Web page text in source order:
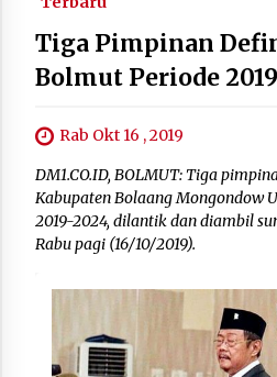
Tiga Pimpinan
Bolmut Periode
Rab Okt 16 , 2019
DM1.CO.ID, BOLMUT: Tiga
Kabupaten Bolaang Mongondow
2019-2024, dilantik dan diambil
Rabu pagi (16/10/2019).